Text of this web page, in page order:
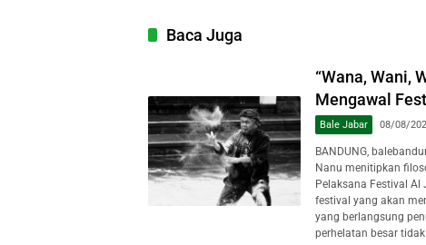
Baca Juga
“Wana, Wani,
Mengawal
Bale Jabar 08/08/
BANDUNG,
Nanu menitipkan
Pelaksana Festival Al
festival yang akan
yang berlangsung
perhelatan besar